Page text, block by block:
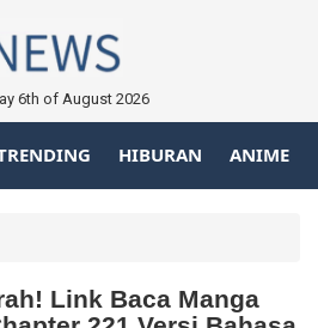
6th of August 2026
HIBURAN ANIME
Link Baca Manga